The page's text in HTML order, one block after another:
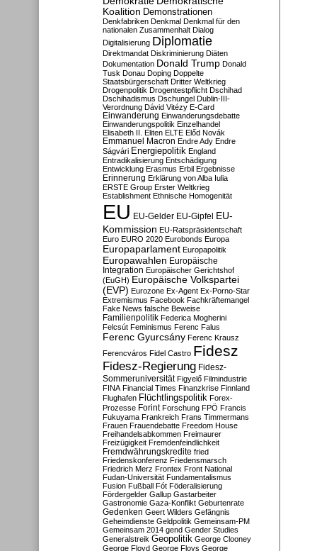
Koalition Demonstrationen
Denkfabriken Denkmal Denkmal für den
nationalen Zusammenhalt Dialog
Digitalisierung Diplomatie
Direktmandat Diskriminierung Diäten
Dokumentation Donald Trump Donald
Tusk Donau Doping Doppelte
Staatsbürgerschaft Dritter Weltkrieg
Drogenpolitik Drogentestpflicht Dschihad
Dschihadismus Dschungel Dublin-III-
Verordnung Dávid Vitézy E-Card
Einwanderung Einwanderungsdebatte
Einwanderungspolitik Einzelhandel
Elisabeth II. Eliten ELTE Előd Novák
Emmanuel Macron Endre Ady Endre
Ságvári Energiepolitik England
Entradikalisierung Entschädigung
Entwicklung Erasmus Erbil Ergebnisse
Erinnerung Erklärung von Alba Iulia
ERSTE Group Erster Weltkrieg
Establishment Ethnische Homogenität
EU EU-Gelder EU-Gipfel EU-
Kommission EU-Ratspräsidentschaft
Euro EURO 2020 Eurobonds Europa
Europaparlament Europapolitik
Europawahlen Europäische
Integration Europäischer Gerichtshof
(EuGH) Europäische Volkspartei
(EVP) Eurozone Ex-Agent Ex-Porno-Star
Extremismus Facebook Fachkräftemangel
Fake News falsche Beweise
Familienpolitik Federica Mogherini
Felcsút Feminismus Ferenc Falus
Ferenc Gyurcsány Ferenc Krausz
Ferencváros Fidel Castro Fidesz
Fidesz-Regierung Fidesz-
Sommeruniversität Figyelő Filmindustrie
FINA Financial Times Finanzkrise Finnland
Flughafen Flüchtlingspolitik Forex-
Prozesse Forint Forschung FPÖ Francis
Fukuyama Frankreich Frans Timmermans
Frauen Frauendebatte Freedom House
Freihandelsabkommen Freimaurer
Freizügigkeit Fremdenfeindlichkeit
Fremdwährungskredite fried
Friedenskonferenz Friedensmarsch
Friedrich Merz Frontex Front National
Fudan-Universität Fundamentalismus
Fusion Fußball Fót Föderalisierung
Fördergelder Gallup Gastarbeiter
Gastronomie Gaza-Konflikt Geburtenrate
Gedenken Geert Wilders Gefängnis
Geheimdienste Geldpolitik Gemeinsam-PM
Gemeinsam 2014 gend Gender Studies
Generalstreik Geopolitik George Clooney
George Floyd George Floys George